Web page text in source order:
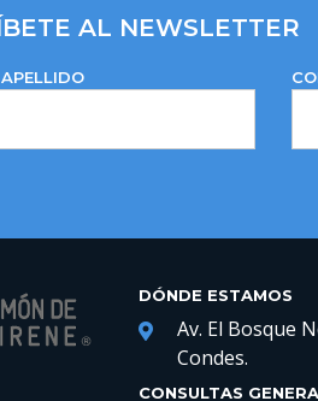
AL NEWSLETTER
DÓNDE ESTAMOS
Av. El Bosque
Condes.
CONSULTAS